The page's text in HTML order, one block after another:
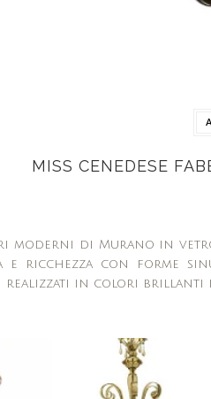
MISS CENEDESE
moderni di Murano in
e ricchezza con forme
realizzati in colori brillanti